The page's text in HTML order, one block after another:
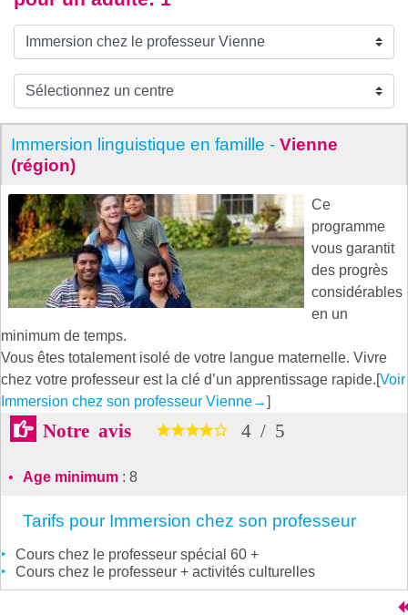
Immersion linguistique en famille - Vienne
(région)
Ce
programme
vous garantit
des progrès
considérables
en un
minimum de temps.
Vous êtes totalement isolé de votre langue maternelle. Vivre
chez votre professeur est la clé d’un apprentissage rapide.[Voir
Immersion chez son professeur Vienne→]
Notre avis 4 / 5
Age minimum : 8
Tarifs pour Immersion chez son professeur
Cours chez le professeur spécial 60 +
Cours chez le professeur + activités culturelles